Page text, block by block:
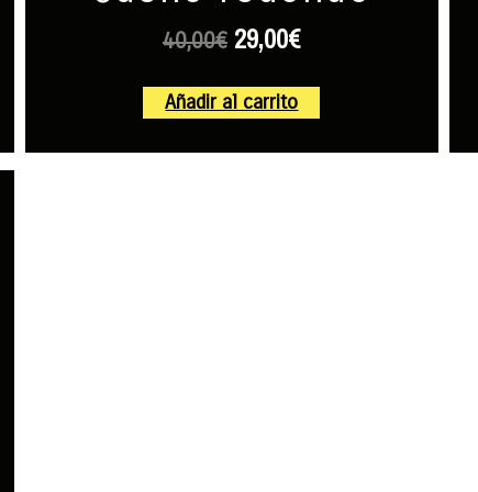
40,00€ 29,00€
Añadir al carrito